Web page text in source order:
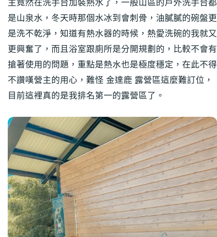
主竟然在洗手台加裝熱水了，一般山區的戶外洗手台都
是山泉水，冬天時那個水冰到會刺骨，油膩膩的碗盤更
是洗不乾淨，知道有熱水器的時候，熱愛洗碗的我就又
更興奮了，而且浴室跟廁所是分開規劃的，比較不會有
搶著使用的問題，重點是熱水也是極度穩定，在此不得
不讚嘆營主的用心，難怪 金達鹿 露營區這麼難訂位，
目前這裡真的是我排名第一的露營區了。